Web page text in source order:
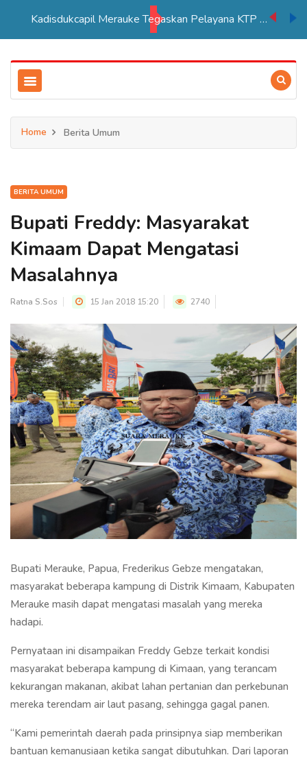
Kadisdukcapil Merauke Tegaskan Pelayana KTP Sesuai SOP
Home Berita Umum
BERITA UMUM
Bupati Freddy: Masyarakat
Kimaam Dapat Mengatasi
Masalahnya
Ratna S.Sos 15 Jan 2018 15:20 2740
Bupati Merauke, Papua, Frederikus Gebze mengatakan,
masyarakat beberapa kampung di Distrik Kimaam, Kabupaten
Merauke masih dapat mengatasi masalah yang mereka
hadapi.
Pernyataan ini disampaikan Freddy Gebze terkait kondisi
masyarakat beberapa kampung di Kimaan, yang terancam
kekurangan makanan, akibat lahan pertanian dan perkebunan
mereka terendam air laut pasang, sehingga gagal panen.
“Kami pemerintah daerah pada prinsipnya siap memberikan
bantuan kemanusiaan ketika sangat dibutuhkan. Dari laporan